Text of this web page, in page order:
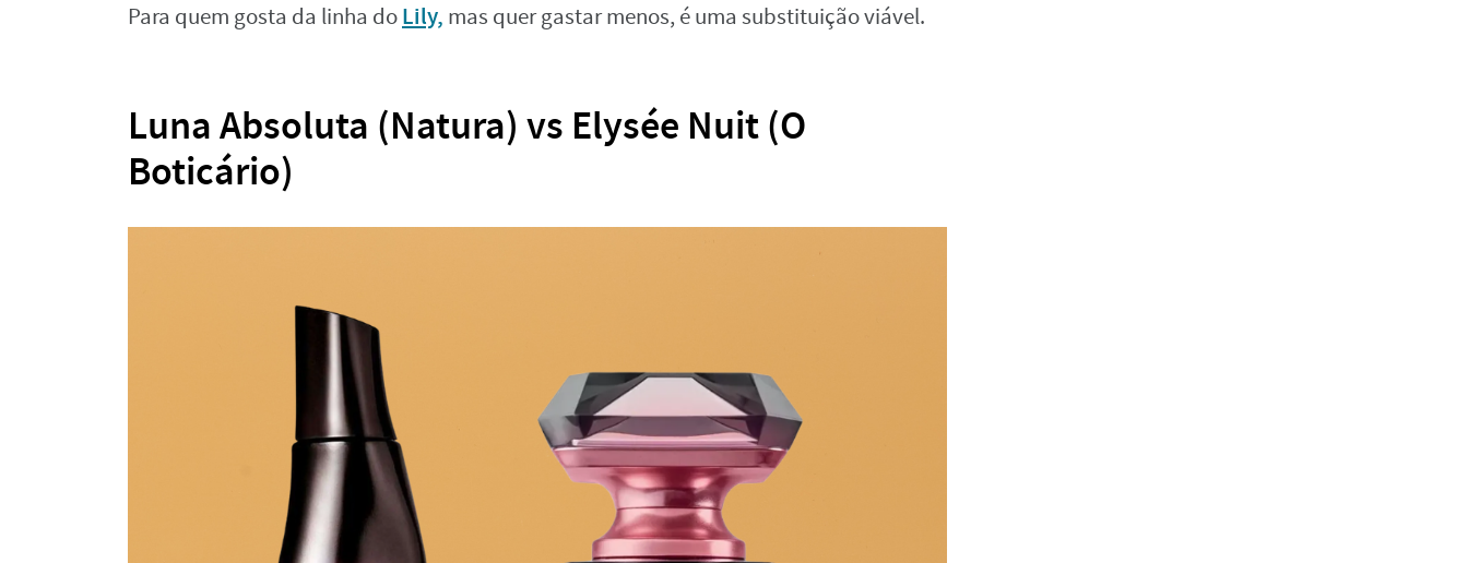
Para quem gosta da linha doLily, mas quer gastar menos, é uma substituição viável.
Luna Absoluta (Natura) vs Elysée Nuit (O
Boticário)